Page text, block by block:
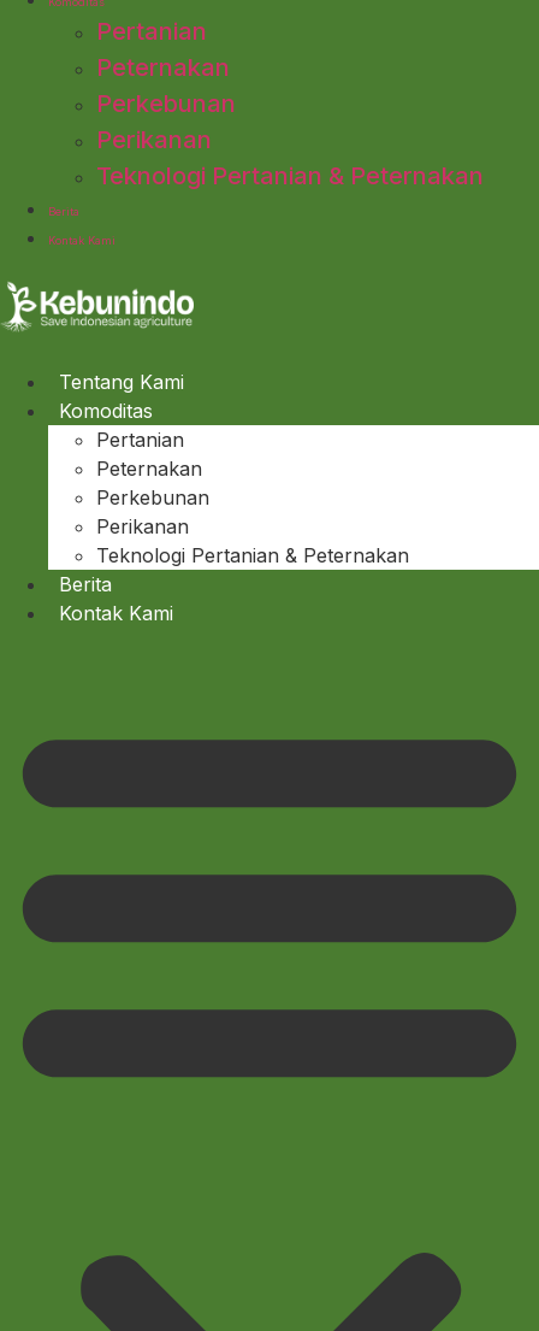
Pertanian
Peternakan
Perkebunan
Perikanan
Teknologi Pertanian & Peternakan
Berita
Kontak Kami
Tentang Kami
Komoditas
Pertanian
Peternakan
Perkebunan
Perikanan
Teknologi Pertanian & Peternakan
Berita
Kontak Kami